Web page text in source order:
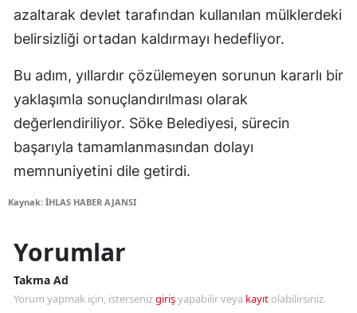
azaltarak devlet tarafından kullanılan mülklerdeki
belirsizliği ortadan kaldırmayı hedefliyor.
Bu adım, yıllardır çözülemeyen sorunun kararlı bir
yaklaşımla sonuçlandırılması olarak
değerlendiriliyor. Söke Belediyesi, sürecin
başarıyla tamamlanmasından dolayı
memnuniyetini dile getirdi.
Kaynak: İHLAS HABER AJANSI
Yorumlar
Takma Ad
Yorum yapmak için, istersenizgirişyapabilir veya kayıt olabilirsiniz.